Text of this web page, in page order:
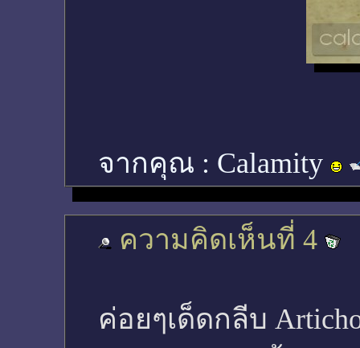
จากคุณ : Calamity
ความคิดเห็นที่ 4
ค่อยๆเด็ดกลีบ